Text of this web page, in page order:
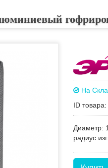
На
ID товара:
Диаметр:
радиус